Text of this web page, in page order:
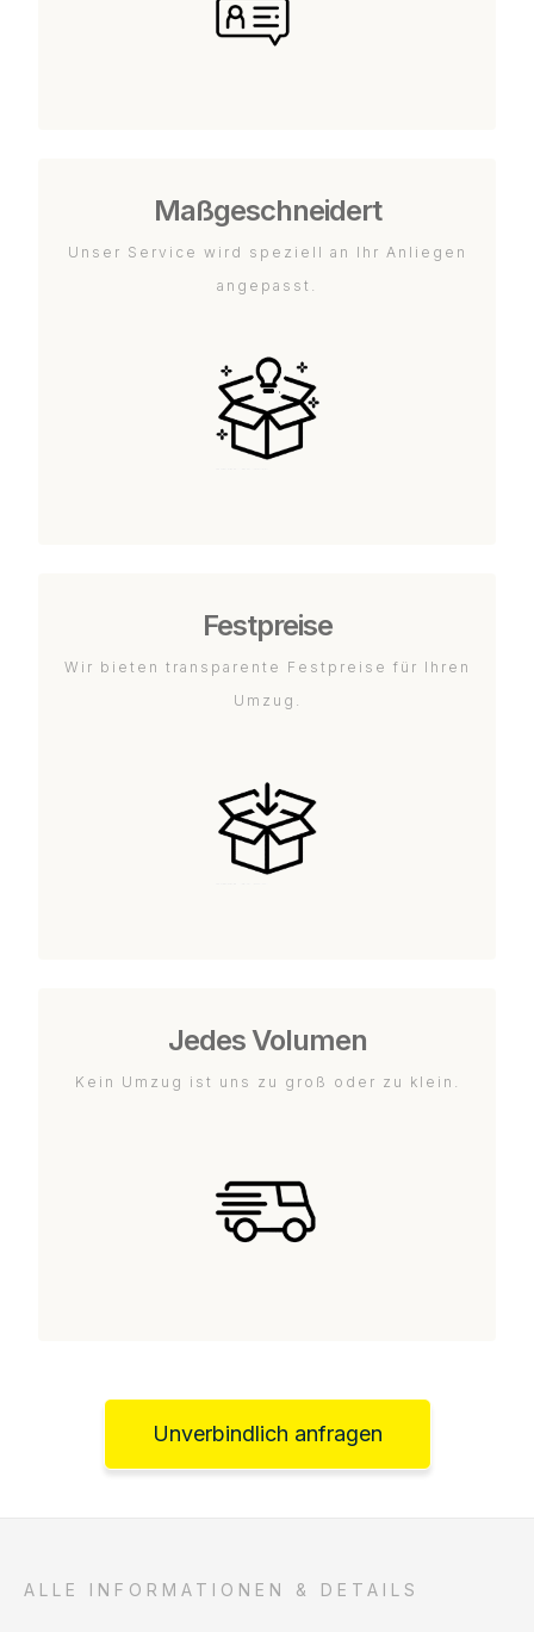
Maßgeschneidert
Unser Service wird speziell an Ihr Anliegen
angepasst.
Festpreise
Wir bieten transparente Festpreise für Ihren
Umzug.
Jedes Volumen
Kein Umzug ist uns zu groß oder zu klein.
Unverbindlich anfragen
ALLE INFORMATIONEN & DETAILS